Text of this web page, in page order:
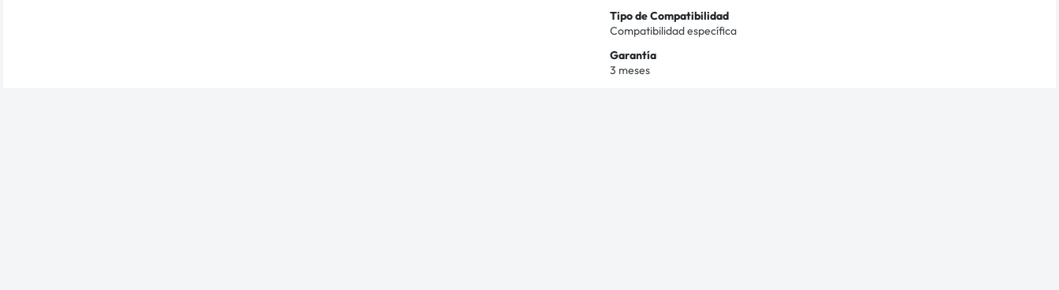
Tipo de Compatibilidad
Compatibilidad específica
Garantía
3 meses